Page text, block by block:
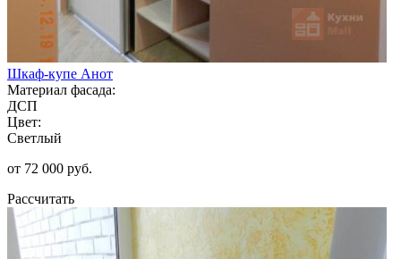
Шкаф-купе Анот
Материал фасада:
ДСП
Цвет:
Светлый
от 72 000 руб.
Рассчитать